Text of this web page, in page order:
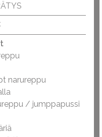
narureppu
/ jumppapussi